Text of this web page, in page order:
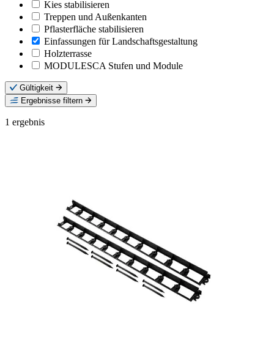
Kies stabilisieren
Treppen und Außenkanten
Pflasterfläche stabilisieren
Einfassungen für Landschaftsgestaltung
Holzterrasse
MODULESCA Stufen und Module
Gültigkeit
Ergebnisse filtern
1 ergebnis